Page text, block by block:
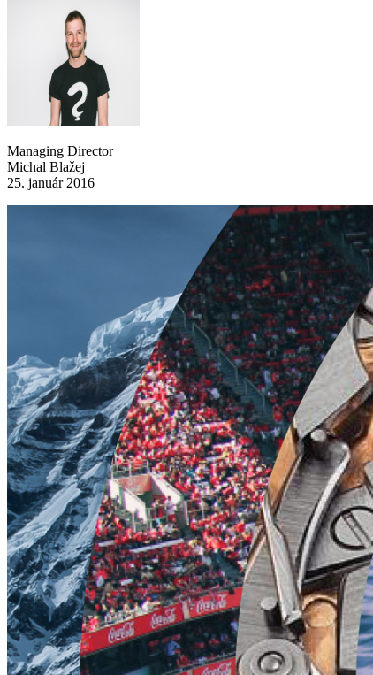
Managing Director
Michal Blažej
25. január 2016